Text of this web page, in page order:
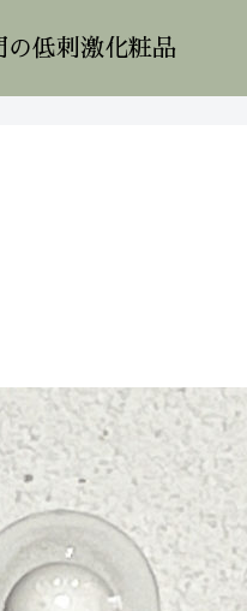
の低刺激化粧品